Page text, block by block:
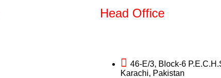
Head Office
46-E/3, Block-6
Karachi, Pakistan